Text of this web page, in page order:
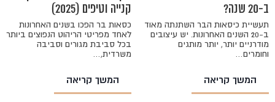
ב-20 שנה?
תעשיית כיסאות הבר השתנתה מאוד
ב-20 השנים האחרונות. יש עיצובים
מודרניים יותר, יותר מותגים
וחומרים…
המשך קריאה
קנייה וטיפים (2025)
כסאות בר הפכו בשנים האחרונות
לאחד מפריטי הריהוט הנפוצים ביותר
בכל סביבת מגורים וסביבה
משרדית,…
המשך קריאה